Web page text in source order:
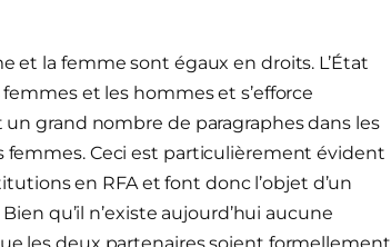
et la femme sont égaux en droits. L’État
et les hommes et s’efforce
grand nombre de paragraphes dans les
femmes. Ceci est particulièrement évident
en RFA et font donc l’objet d’un
qu’il n’existe aujourd’hui aucune